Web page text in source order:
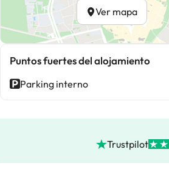
Ver mapa
Puntos fuertes del alojamiento
Parking interno
Trustpilot